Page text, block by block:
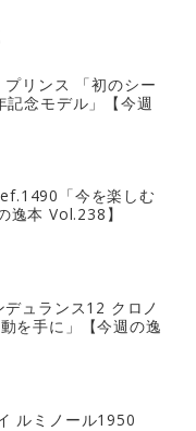
リンス 「初のシー
記念モデル」【今週
「今を楽しむ
逸本 Vol.238】
ュランス12 クロノ
を手に」【今週の逸
ルミノール1950